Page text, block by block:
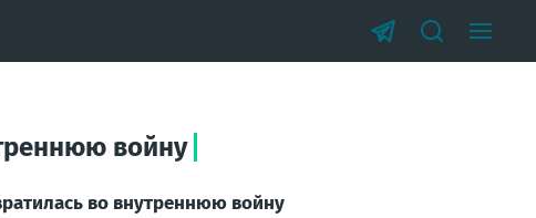
войну
во внутреннюю войну